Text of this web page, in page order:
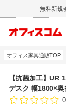
無料新規
オフィス家具通販TOP
【抗菌加工】
デスク 幅1800×奥